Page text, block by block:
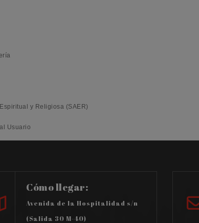
y Religiosa (SAER)
Usuario
Cómo llegar:
Avenida de la Hospitalidad s/n
(Salida 30 M-40)